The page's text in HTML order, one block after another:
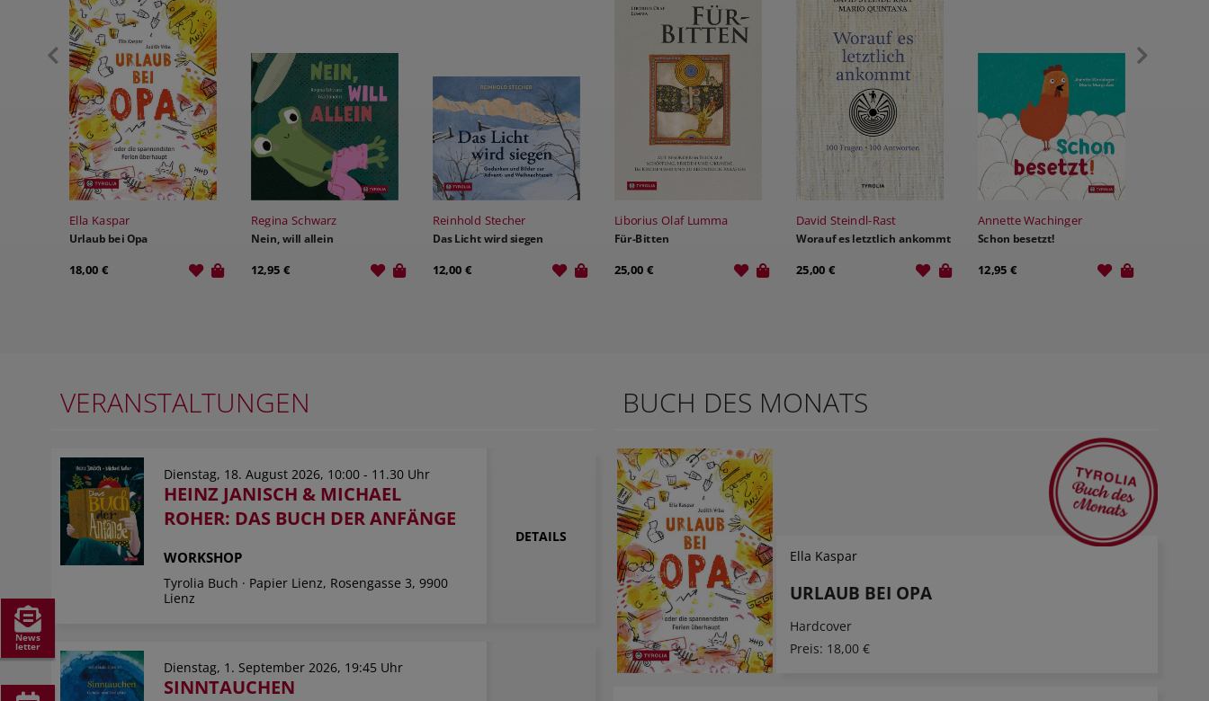
News
letter
Ella Kaspar
Urlaub bei Opa
18,00 €
Regina Schwarz
Nein, will allein
12,95 €
Reinhold Stecher
Das Licht wird siegen
12,00 €
Liborius Olaf Lumma
Für-Bitten
25,00 €
David Steindl-Rast
Worauf es letztlich ankommt
25,00 €
Annette Wachinger
Schon besetzt!
12,95 €
VERANSTALTUNGEN
Dienstag, 18. August 2026, 10:00 - 11.30 Uhr
HEINZ JANISCH & MICHAEL
ROHER: DAS BUCH DER ANFÄNGE
WORKSHOP
Tyrolia Buch · Papier Lienz, Rosengasse 3, 9900
Lienz
DETAILS
Dienstag, 1. September 2026, 19:45 Uhr
SINNTAUCHEN
BUCH DES MONATS
Ella Kaspar
URLAUB BEI OPA
Hardcover
Preis: 18,00 €